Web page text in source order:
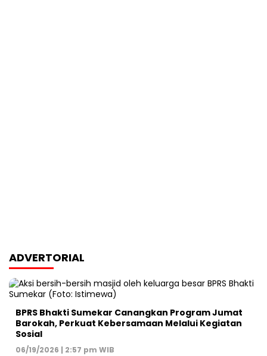
ADVERTORIAL
BPRS Bhakti Sumekar Canangkan Program Jumat
Barokah, Perkuat Kebersamaan Melalui Kegiatan
Sosial
06/19/2026 | 2:57 pm WIB